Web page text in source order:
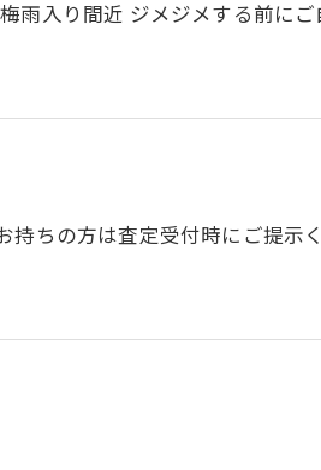
雨入り間近 ジメジメする前に
持ちの方は査定受付時にご提
い